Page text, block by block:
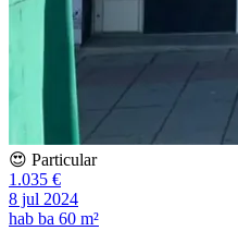
😍 Particular
1.035 €
8 jul 2024
hab ba 60 m²